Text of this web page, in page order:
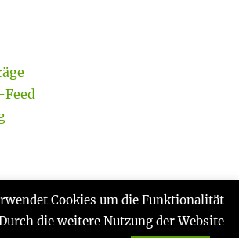
Datenschutzerklärung
Stolz
Cookies um die Funktionalität
die weitere Nutzung der Website